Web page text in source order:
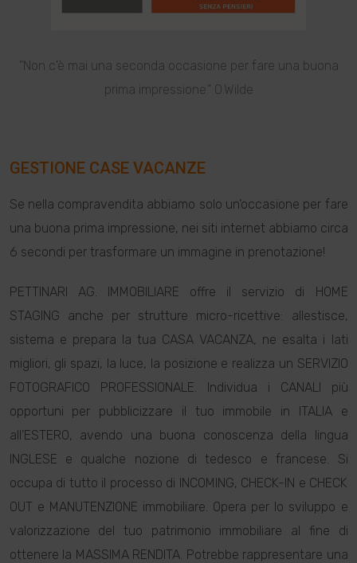
"Non c'è mai una seconda occasione per fare una buona
prima impressione." O.Wilde
GESTIONE CASE VACANZE
Se nella compravendita abbiamo solo un’occasione per fare
una buona prima impressione, nei siti internet abbiamo circa
6 secondi per trasformare un immagine in prenotazione!
PETTINARI AG. IMMOBILIARE offre il servizio di HOME
STAGING anche per strutture micro-ricettive: allestisce,
sistema e prepara la tua CASA VACANZA, ne esalta i lati
migliori, gli spazi, la luce, la posizione e realizza un SERVIZIO
FOTOGRAFICO PROFESSIONALE. Individua i CANALI più
opportuni per pubblicizzare il tuo immobile in ITALIA e
all’ESTERO, avendo una buona conoscenza della lingua
INGLESE e qualche nozione di tedesco e francese. Si
occupa di tutto il processo di INCOMING, CHECK-IN e CHECK
OUT e MANUTENZIONE immobiliare. Opera per lo sviluppo e
valorizzazione del tuo patrimonio immobiliare al fine di
ottenere la MASSIMA RENDITA. Potrebbe rappresentare una